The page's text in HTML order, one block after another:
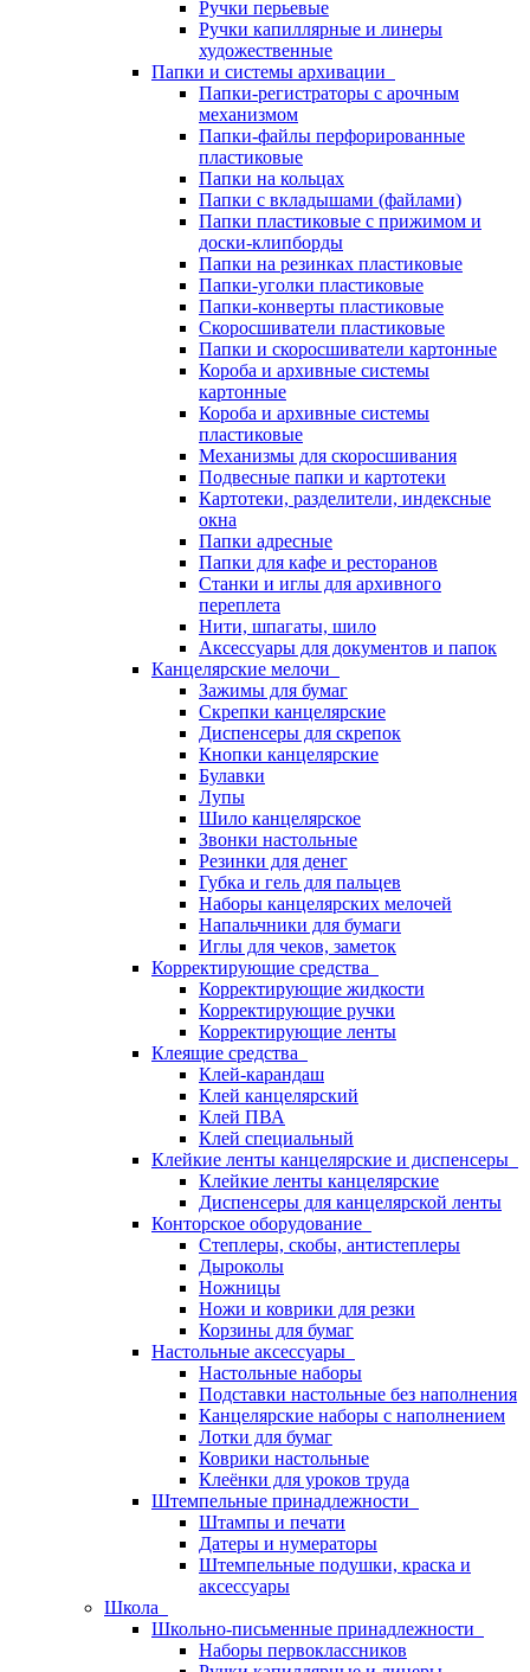
Ручки перьевые
Ручки капиллярные и линеры
художественные
Папки и системы архивации
Папки-регистраторы с арочным
механизмом
Папки-файлы перфорированные
пластиковые
Папки на кольцах
Папки с вкладышами (файлами)
Папки пластиковые с прижимом и
доски-клипборды
Папки на резинках пластиковые
Папки-уголки пластиковые
Папки-конверты пластиковые
Скоросшиватели пластиковые
Папки и скоросшиватели картонные
Короба и архивные системы
картонные
Короба и архивные системы
пластиковые
Механизмы для скоросшивания
Подвесные папки и картотеки
Картотеки, разделители, индексные
окна
Папки адресные
Папки для кафе и ресторанов
Станки и иглы для архивного
переплета
Нити, шпагаты, шило
Аксессуары для документов и папок
Канцелярские мелочи
Зажимы для бумаг
Скрепки канцелярские
Диспенсеры для скрепок
Кнопки канцелярские
Булавки
Лупы
Шило канцелярское
Звонки настольные
Резинки для денег
Губка и гель для пальцев
Наборы канцелярских мелочей
Напальчники для бумаги
Иглы для чеков, заметок
Корректирующие средства
Корректирующие жидкости
Корректирующие ручки
Корректирующие ленты
Клеящие средства
Клей-карандаш
Клей канцелярский
Клей ПВА
Клей специальный
Клейкие ленты канцелярские и диспенсеры
Клейкие ленты канцелярские
Диспенсеры для канцелярской ленты
Конторское оборудование
Степлеры, скобы, антистеплеры
Дыроколы
Ножницы
Ножи и коврики для резки
Корзины для бумаг
Настольные аксессуары
Настольные наборы
Подставки настольные без наполнения
Канцелярские наборы с наполнением
Лотки для бумаг
Коврики настольные
Клеёнки для уроков труда
Штемпельные принадлежности
Штампы и печати
Датеры и нумераторы
Штемпельные подушки, краска и
аксессуары
Школа
Школьно-письменные принадлежности
Наборы первоклассников